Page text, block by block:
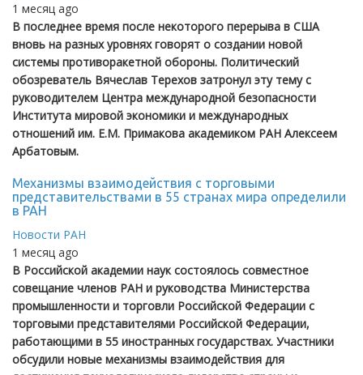
1 месяц ago
В последнее время после некоторого перерыва в США
вновь на разных уровнях говорят о создании новой
системы противоракетной обороны. Политический
обозреватель Вячеслав Терехов затронул эту тему с
руководителем Центра международной безопасности
Института мировой экономики и международных
отношений им. Е.М. Примакова академиком РАН Алексеем
Арбатовым.
Механизмы взаимодействия с торговыми
представительствами в 55 странах мира определили
в РАН
Новости РАН
1 месяц ago
В Российской академии наук состоялось совместное
совещание членов РАН и руководства Министерства
промышленности и торговли Российской Федерации с
торговыми представителями Российской Федерации,
работающими в 55 иностранных государствах. Участники
обсудили новые механизмы взаимодействия для